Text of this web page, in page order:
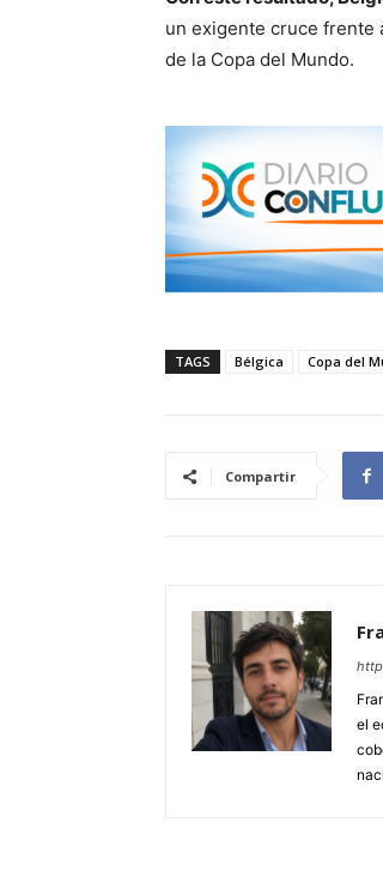
un exigente cruce frente
de la Copa del Mundo.
TAGS Bélgica Copa del
Compartir
el